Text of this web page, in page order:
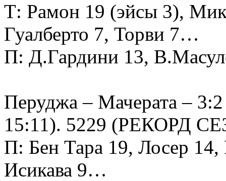
Т: Рамон 19 (эйсы 3),
Гуалберто 7, Торви 7…
П: Д.Гардини 13,
Перуджа – Мачерата –
15:11). 5229 (РЕКОРД
П: Бен Тара 19, Лосер
Исикава 9…